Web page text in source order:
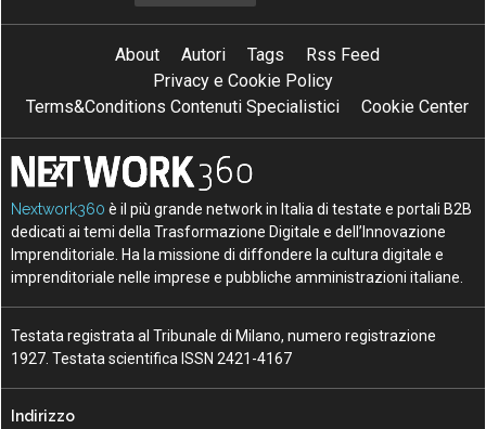
About Autori Tags
Rss Feed
Privacy e Cookie Policy
Terms&Conditions Contenuti Specialistici
Cookie Center
Nextwork360 è il più grande network in Italia di testate e portali B2B
dedicati ai temi della Trasformazione Digitale e dell’Innovazione
Imprenditoriale. Ha la missione di diffondere la cultura digitale e
imprenditoriale nelle imprese e pubbliche amministrazioni italiane.
Testata registrata al Tribunale di Milano, numero registrazione
1927. Testata scientifica ISSN 2421-4167
Indirizzo